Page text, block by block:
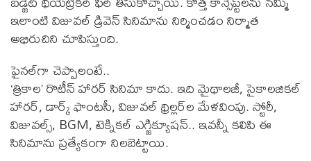
ఇలాంటి విజువల్ డ్రివెన్ సినిమాను నిర్మించడం నిర్మాత
అభిరుచిని చూపిస్తుంది.
ఫైన‌ల్‌గా చెప్పాలంటే..
‘త్రికాల’ రొటీన్ హారర్ సినిమా కాదు. ఇది మైథాలజీ, సైకాలజికల్
హారర్, డార్క్ ఫాంటసీ, విజువల్ థ్రిల్లర్‌ల మేళవింపు. స్టోరీ,
విజువల్స్, BGM, టెక్నికల్ ఎగ్జిక్యూషన్.. ఇవ‌న్నీ క‌లిపి ఈ
సినిమాను ప్రత్యేకంగా నిలబెట్టాయి.